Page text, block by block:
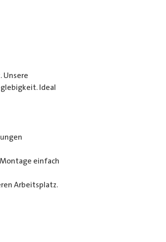
Unsere
Ideal
einfach
Arbeitsplatz.